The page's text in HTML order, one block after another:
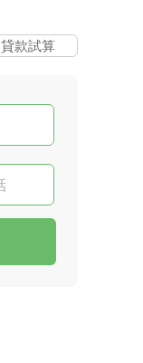
貸款試算